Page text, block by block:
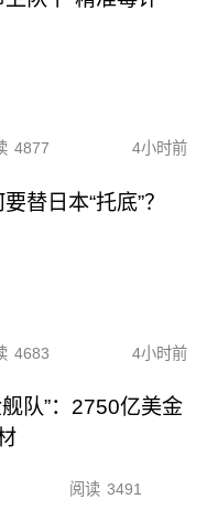
4877 4小时前
替日本“托底”？
4683 4小时前
队”：2750亿美金
阅读 3491